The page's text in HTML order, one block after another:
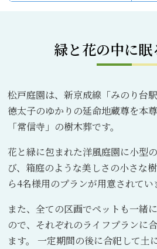
緑と花の中に
松戸庭園は、新京成線「みのり台
徳太子のゆかりの延命地蔵尊を本
「常信寺」の樹木葬です。
花と緑に包まれた洋風庭園に小型
び、箱庭のような美しさの小さな
ら4名様用のプランが用意されてい
また、全ての区画でペットも一緒
ので、それぞれのライフプランに
ます。 一定期間の後に合祀して土